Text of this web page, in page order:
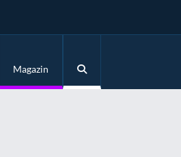
Magazin